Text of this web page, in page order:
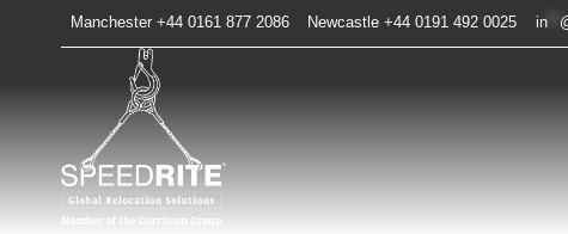
DoorgaanManchester +44 0161 877 2086 Newcastle +44 0191 492 0025 in**